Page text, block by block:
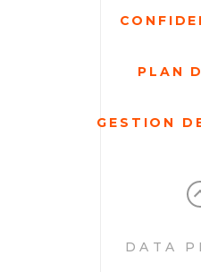
PLAN
GESTION
DATA